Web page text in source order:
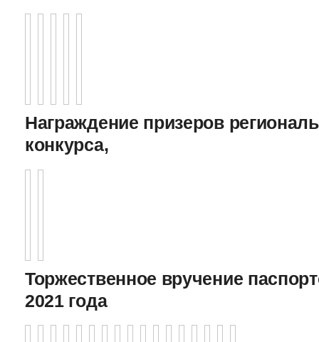
Награждение призеров
конкурса,
Торжественное вручение
2021 года